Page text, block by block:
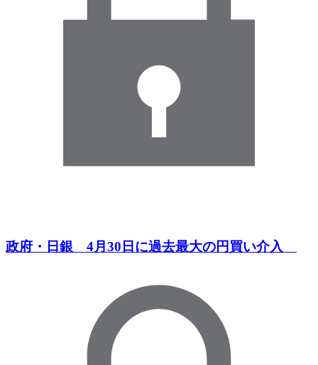
政府・日銀 4月30日に過去最大の円買い介入